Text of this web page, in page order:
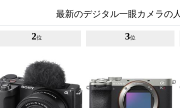
最新のデジタル一眼カメラの
2位 3位